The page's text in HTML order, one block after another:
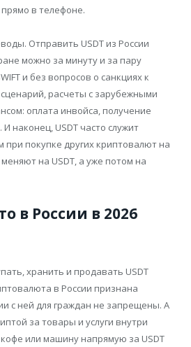
в телефоне.
Отправить USDT из России
можно за минуту и за пару
и без вопросов о санкциях к
расчеты с зарубежными
оплата инвойса, получение
наконец, USDT часто служит
покупке других криптовалют на
на USDT, а уже потом на
в России в 2026
хранить и продавать USDT
в России признана
с ней для граждан не запрещены. А
за товары и услуги внутри
или машину напрямую за USDT